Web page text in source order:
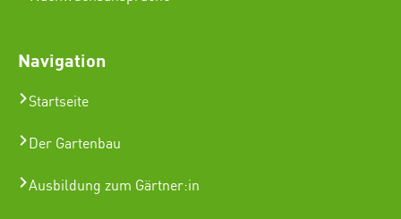
Navigation
Startseite
Der Gartenbau
Ausbildung zum Gärtner:in